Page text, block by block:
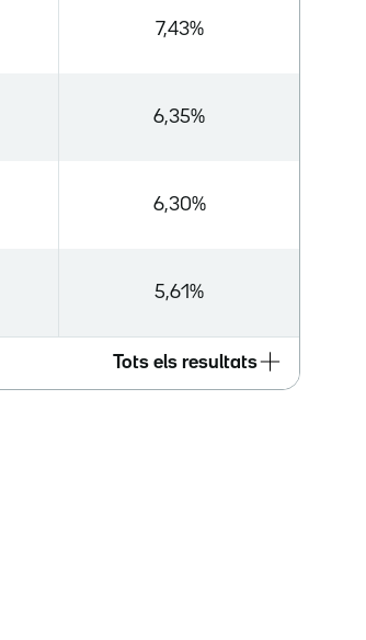
7,43%
6,35%
6,30%
5,61%
Tots els resultats